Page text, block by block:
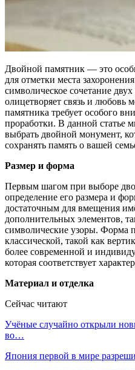
Двойной памятник — это
для отметки места
символическое сочетание
олицетворяет связь и
памятника требует особого
проработки. В данной статье
выбрать двойной монумент,
сохранять память о вашей
Размер и форма
Первым шагом при выборе
определение его размера и
достаточным для вмещения
дополнительных элементов,
символические узоры. Форма
классической, такой как
более современной и
которая соответствует
Материал и отделка
Сейчас читают
Учёные случайно открыли
во…
Япония первой в мире